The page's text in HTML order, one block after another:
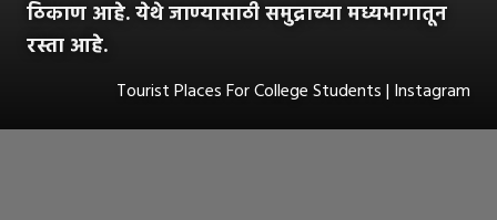
ठिकाण आहे. येथे जाण्यासाठी समुद्राच्या मध्यभागातून
रस्ता आहे.
Tourist Places For College Students | Instagram